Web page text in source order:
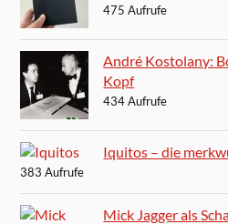
475 Aufrufe
André Kostolany:
Kopf
434 Aufrufe
Iquitos – die
383 Aufrufe
Mick Jagger als